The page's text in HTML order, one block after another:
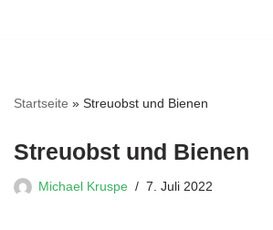
Startseite » Streuobst und Bienen
Streuobst und Bienen
Michael Kruspe 7. Juli 2022